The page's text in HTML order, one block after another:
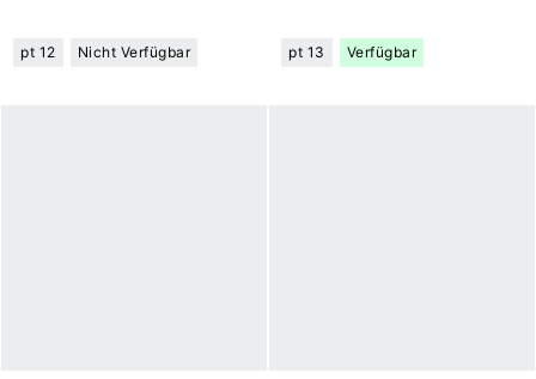
pt 12 Nicht Verfügbar pt 13 Verfügbar